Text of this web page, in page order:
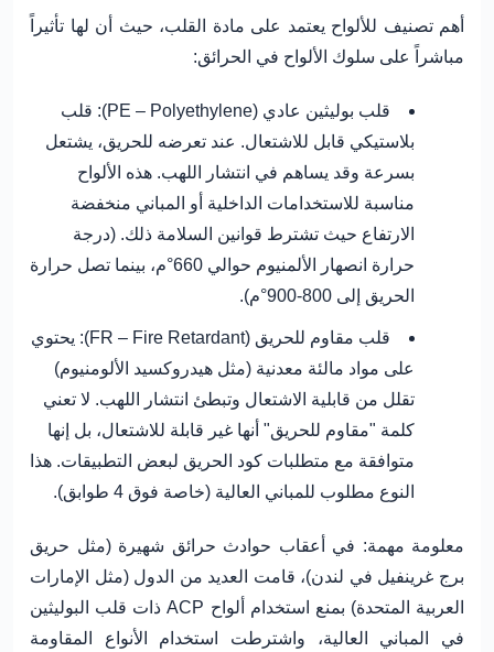
أهم تصنيف للألواح يعتمد على مادة القلب، حيث أن لها تأثيراً
مباشراً على سلوك الألواح في الحرائق:
قلب بوليثين عادي (PE – Polyethylene):
قلب
بلاستيكي قابل للاشتعال. عند تعرضه للحريق، يشتعل
بسرعة وقد يساهم في انتشار اللهب. هذه الألواح
مناسبة للاستخدامات الداخلية أو المباني منخفضة
الارتفاع حيث تشترط قوانين السلامة ذلك. (درجة
حرارة انصهار الألمنيوم حوالي 660°م، بينما تصل حرارة
الحريق إلى 800-900°م).
قلب مقاوم للحريق (FR – Fire Retardant):
يحتوي
على مواد مالئة معدنية (مثل هيدروكسيد الألومنيوم)
تقلل من قابلية الاشتعال وتبطئ انتشار اللهب. لا تعني
كلمة "مقاوم للحريق" أنها غير قابلة للاشتعال، بل إنها
متوافقة مع متطلبات كود الحريق لبعض التطبيقات. هذا
النوع مطلوب للمباني العالية (خاصة فوق 4 طوابق).
معلومة مهمة: في أعقاب حوادث حرائق شهيرة (مثل حريق
برج غرينفيل في لندن)، قامت العديد من الدول (مثل الإمارات
العربية المتحدة) بمنع استخدام ألواح ACP ذات قلب البوليثين
في المباني العالية، واشترطت استخدام الأنواع المقاومة